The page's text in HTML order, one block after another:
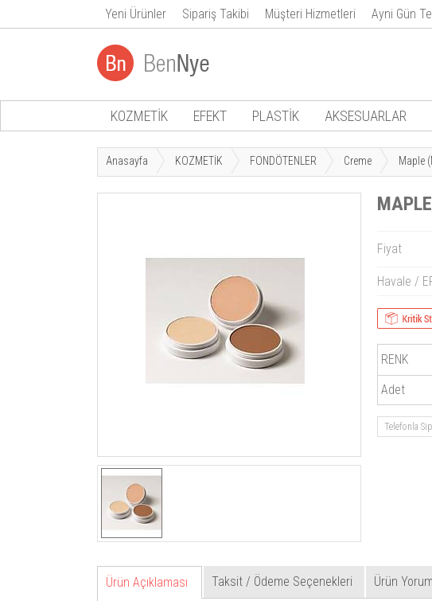
Yeni Ürünler Sipariş Takibi Müşteri Hizmetleri Ayni Gün
KOZMETİK EFEKT PLASTİK AKSESUARLAR
Anasayfa KOZMETİK FONDÖTENLER Creme Maple
Fiyat
Havale /
RENK
Adet
Telefonla
Ürün Açıklaması Taksit / Ödeme Seçenekleri Ürün